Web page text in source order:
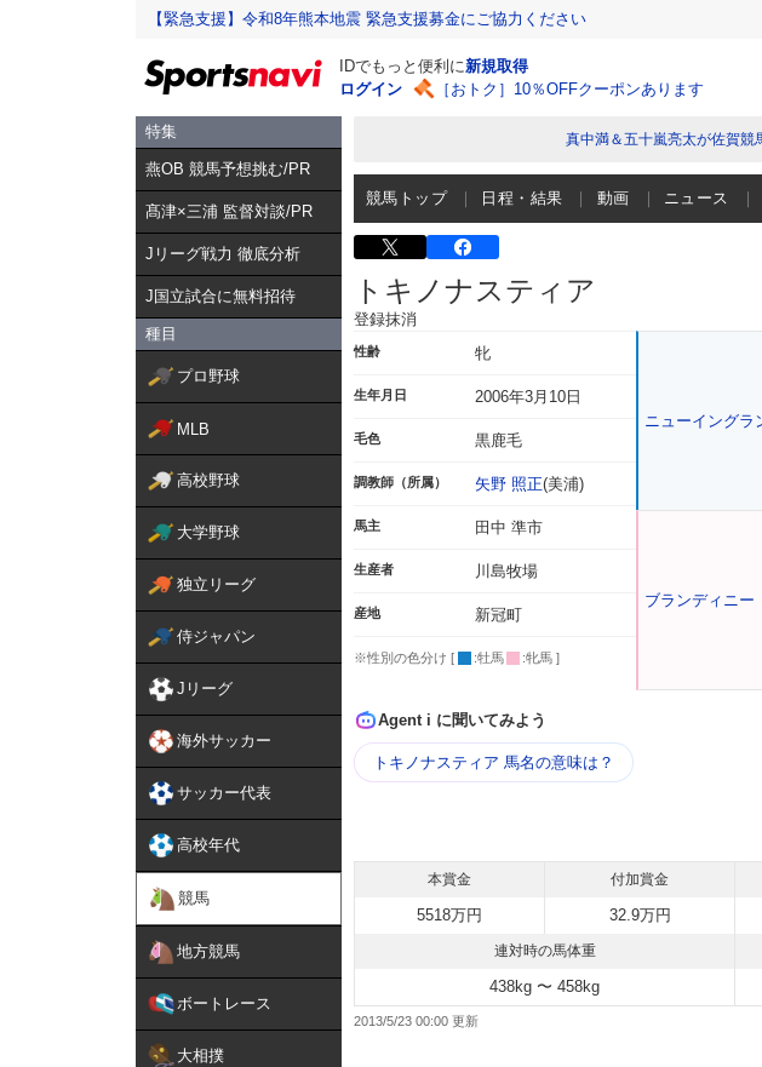
【緊急支援】令和8年熊本地震 緊急支援募金にご協力ください
IDでもっと便利に新規取得
ログイン
［おトク］10％OFFクーポンあります
特集
燕OB 競馬予想挑む/PR
髙津×三浦 監督対談/PR
Jリーグ戦力 徹底分析
J国立試合に無料招待
種目
プロ野球
MLB
高校野球
大学野球
独立リーグ
侍ジャパン
Jリーグ
海外サッカー
サッカー代表
高校年代
競馬
地方競馬
ボートレース
大相撲
真中満＆五十嵐亮太が佐賀競
競馬トップ 日程・結果 動画 ニュース
トキノナスティア
登録抹消
性齢 牝
生年月日 2006年3月10日
毛色 黒鹿毛
調教師（所属） 矢野 照正(美浦)
馬主 田中 準市
生産者 川島牧場
産地 新冠町
※性別の色分け [ :牡馬 :牝馬 ]
ニューイングラ
ブランディニー
Agent i に聞いてみよう
トキノナスティア 馬名の意味は？
本賞金 付加賞金
5518万円 32.9万円
連対時の馬体重
438kg 〜 458kg
2013/5/23 00:00